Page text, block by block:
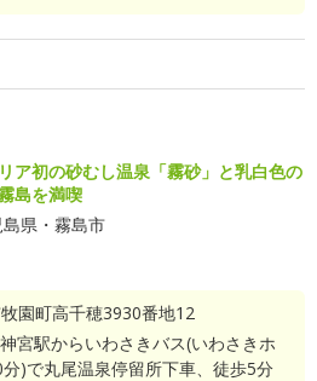
ア初の砂むし温泉「霧砂」と乳白色の
島を満喫
島県・霧島市
園町高千穂3930番地12
神宮駅からいわさきバス(いわさきホ
)で丸尾温泉停留所下車、徒歩5分